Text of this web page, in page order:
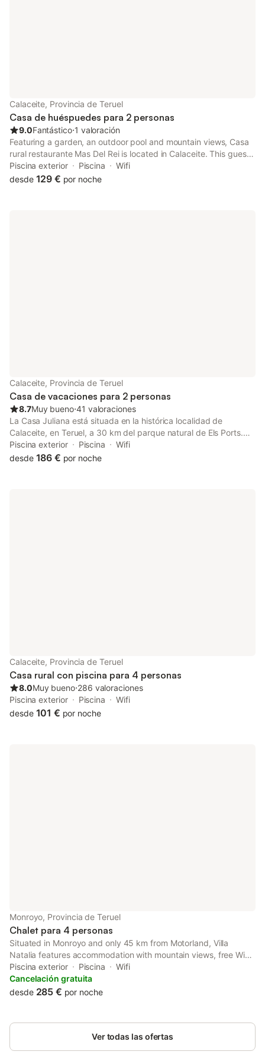
Calaceite, Provincia de Teruel
Casa de huéspuedes para 2 personas
9.0Fantástico⋅1 valoración
Featuring a garden, an outdoor pool and mountain views, Casa
rural restaurante Mas Del Rei is located in Calaceite. This guest
house provides free private parking and a 24-hour front desk.
Piscina exterior Piscina
Wifi
desde 129 € por noche
Calaceite, Provincia de Teruel
Casa de vacaciones para 2 personas
8.7Muy bueno⋅41 valoraciones
La Casa Juliana está situada en la histórica localidad de
Calaceite, en Teruel, a 30 km del parque natural de Els Ports.
Esta casa rural cuenta con aire acondicionado y terraza
amueblada con magníficas vistas. También se ofrece WiFi
Piscina exterior Piscina
Wifi
desde 186 € por noche
Calaceite, Provincia de Teruel
Casa rural con piscina para 4 personas
8.0Muy bueno⋅286 valoraciones
Piscina exterior
Piscina
Wifi
desde 101 € por noche
Monroyo, Provincia de Teruel
Chalet para 4 personas
Situated in Monroyo and only 45 km from Motorland, Villa
Natalia features accommodation with mountain views, free WiFi
and free private parking. This villa provides a garden. Pool
views are a highlight at the villa's pool.
Piscina exterior Piscina
Wifi
Cancelación gratuita
desde 285 € por noche
Ver todas las ofertas